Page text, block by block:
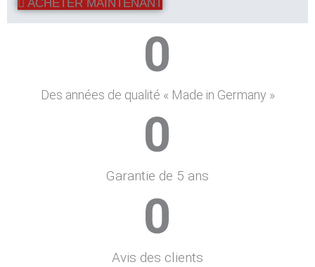
ACHETER MAINTENANT
Des années de qualité « Made in Germany »
0
Garantie de 5 ans
0
Avis des clients
0